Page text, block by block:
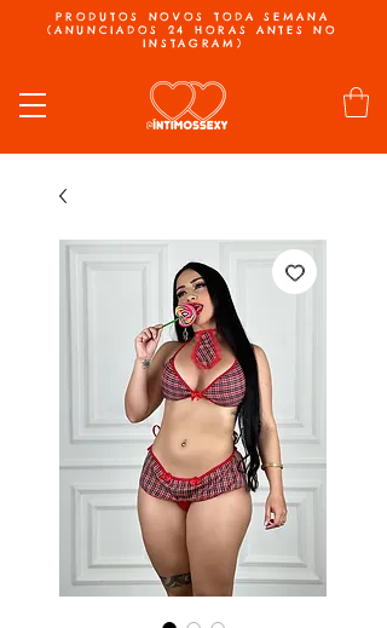
PRODUTOS NOVOS TODA SEMANA
(ANUNCIADOS 24 HORAS ANTES NO
INSTAGRAM)